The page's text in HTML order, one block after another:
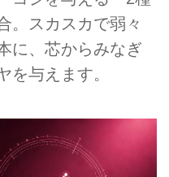
。スカスカで弱々
に、芯からみなぎ
を与えます。